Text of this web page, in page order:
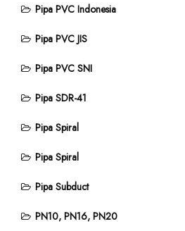
Pipa PVC Indonesia
Pipa PVC JIS
Pipa PVC SNI
Pipa SDR-41
Pipa Spiral
Pipa Spiral
Pipa Subduct
PN10, PN16, PN20